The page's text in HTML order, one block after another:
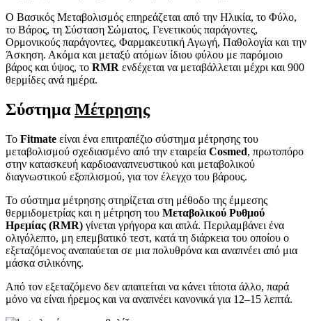
Ο Βασικός Μεταβολισμός επηρεάζεται από την Ηλικία, το Φύλο,
το Βάρος, τη Σύσταση Σώματος, Γενετικούς παράγοντες,
Ορμονικούς παράγοντες, Φαρμακευτική Αγωγή, Παθολογία και την
Άσκηση. Ακόμα και μεταξύ ατόμων ίδιου φύλου με παρόμοιο
βάρος και ύψος, το RMR ενδέχεται να μεταβάλλεται μέχρι και 900
θερμίδες ανά ημέρα.
ΣύστημαΜέτρησης
Το Fitmate είναι ένα επιτραπέζιο σύστημα μέτρησης του
μεταβολισμού σχεδιασμένο από την εταιρεία Cosmed, πρωτοπόρο
στην κατασκευή καρδιοαναπνευστικού και μεταβολικού
διαγνωστικού εξοπλισμού, για τον έλεγχο του βάρους.
Το σύστημα μέτρησης στηρίζεται στη μέθοδο της έμμεσης
θερμιδομετρίας και η μέτρηση του Μεταβολικού Ρυθμού
Ηρεμίας (RMR) γίνεται γρήγορα και απλά. Περιλαμβάνει ένα
ολιγόλεπτο, μη επεμβατικό τεστ, κατά τη διάρκεια του οποίου ο
εξεταζόμενος αναπαύεται σε μια πολυθρόνα και αναπνέει από μια
μάσκα σιλικόνης.
Από τον εξεταζόμενο δεν απαιτείται να κάνει τίποτα άλλο, παρά
μόνο να είναι ήρεμος και να αναπνέει κανονικά για 12–15 λεπτά.